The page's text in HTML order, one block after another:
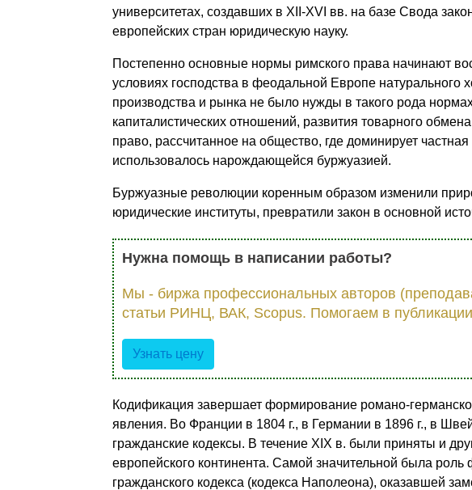
университетах, создавших в XII-XVI вв. на базе Свода
европейских стран юридическую науку.
Постепенно основные нормы римского права начинают
условиях господства в феодальной Европе натурального
производства и рынка не было нужды в такого рода
капиталистических отношений, развития товарного
право, рассчитанное на общество, где доминирует
использовалось нарождающейся буржуазией.
Буржуазные революции коренным образом изменили
юридические институты, превратили закон в основной
Нужна помощь в написании работы?
Мы - биржа профессиональных авторов
статьи РИНЦ, ВАК, Scopus. Помогаем в
Узнать цену
Кодификация завершает формирование романо-
явления. Во Франции в 1804 г., в Германии в 1896 г., в
гражданские кодексы. В течение XIX в. были приняты и
европейского континента. Самой значительной была
гражданского кодекса (кодекса Наполеона), оказавшей